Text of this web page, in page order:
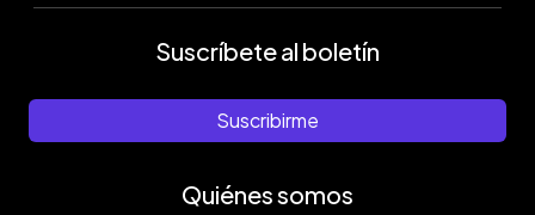
Suscríbete al boletín
Suscribirme
Quiénes somos